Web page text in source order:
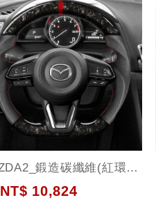
MAZDA2_鍛造碳纖維(紅環)款
NT$ 10,824